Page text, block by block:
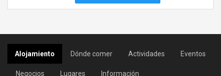
Alojamiento Dónde comer Actividades Eventos
Negocios Lugares Información